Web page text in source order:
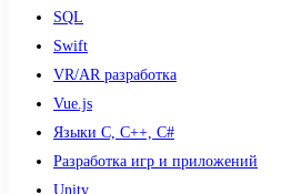
SQL
Swift
VR/AR разработка
Vue.js
Языки С, С++, С#
Разработка игр и приложений
Unity